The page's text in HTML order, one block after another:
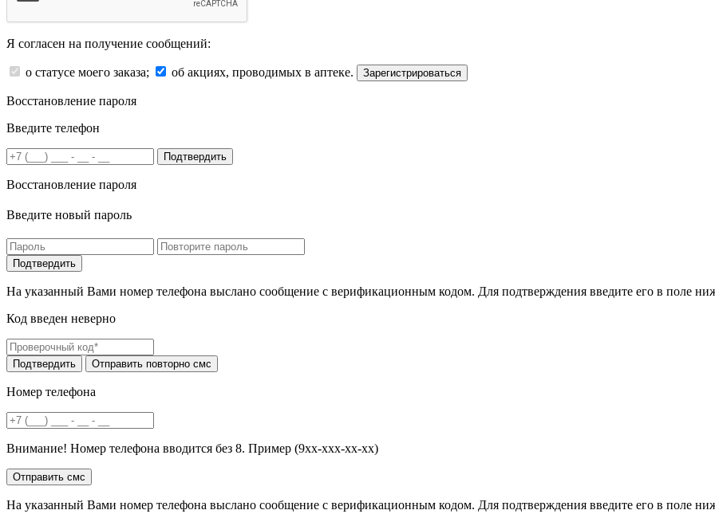
Я согласен на получение сообщений:
о статусе моего заказа; об акциях, проводимых в аптеке. Зарегистрироваться
Восстановление пароля
Введите телефон
Подтвердить
Восстановление пароля
Введите новый пароль
На указанный Вами номер телефона выслано сообщение с верификационным кодом. Для подтверждения введите его в поле
Код введен неверно
Номер телефона
Внимание! Номер телефона вводится без 8. Пример (9хх-ххх-хх-хх)
На указанный Вами номер телефона выслано сообщение с верификационным кодом. Для подтверждения введите его в поле